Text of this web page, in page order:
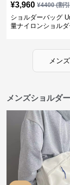
¥3,960 ¥4400(割
ショルダーバッグ
量ナイロンショル
メン
メンズショルダ